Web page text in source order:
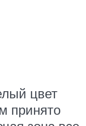
цвет
принято